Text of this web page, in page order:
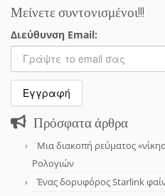
Μείνετε συντονισμένοι!!!
Διεύθυνση Email:
Πρόσφατα άρθρα
Μια διακοπή ρεύματος
Ρολογιών
Ένας δορυφόρος Starlink